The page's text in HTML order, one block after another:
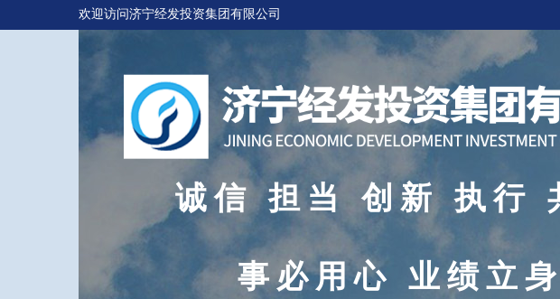
欢迎访问济宁经发投资集团有限公司
诚信 担当 创新 执行
事必用心 业绩立身